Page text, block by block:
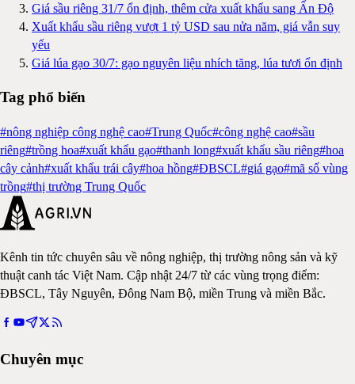
Giá sầu riêng 31/7 ổn định, thêm cửa xuất khẩu sang Ấn Độ
Xuất khẩu sầu riêng vượt 1 tỷ USD sau nửa năm, giá vẫn suy
yếu
Giá lúa gạo 30/7: gạo nguyên liệu nhích tăng, lúa tươi ổn định
Tag phổ biến
#nông nghiệp công nghệ cao#Trung Quốc#công nghệ cao#sầu
riêng#trồng hoa#xuất khẩu gạo#thanh long#xuất khẩu sầu riêng#hoa
cây cảnh#xuất khẩu trái cây#hoa hồng#ĐBSCL#giá gạo#mã số vùng
trồng#thị trường Trung Quốc
Kênh tin tức chuyên sâu về nông nghiệp, thị trường nông sản và kỹ
thuật canh tác Việt Nam. Cập nhật 24/7 từ các vùng trọng điểm:
ĐBSCL, Tây Nguyên, Đông Nam Bộ, miền Trung và miền Bắc.
Chuyên mục